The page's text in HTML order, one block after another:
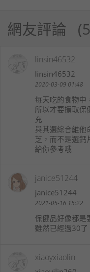
網友評論 5
linsin46532
linsin46532
2020-03-09 01:48
每天吃的食物中
所以才要攝取保
充
與其選綜合維他
芝，而不是選鈣
給你參考哦
janice51244
janice51244
2021-05-16 15:22
保健品好像都是
雖然已經過30
xiaoyxiaolin